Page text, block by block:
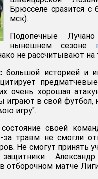
Брюсселе сразится с
мск).
Подопечные
нынешнем сезоне
не рассчитывают на
большой историей и
очень хорошая
играют в свой футбол,
игру".
состояние своей
за травм не смогли
Не смогут принять
отборочном матче